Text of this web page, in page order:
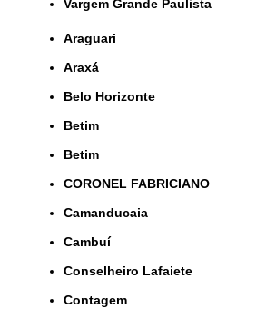
Vargem Grande Paulista
Araguari
Araxá
Belo Horizonte
Betim
Betim
CORONEL FABRICIANO
Camanducaia
Cambuí
Conselheiro Lafaiete
Contagem